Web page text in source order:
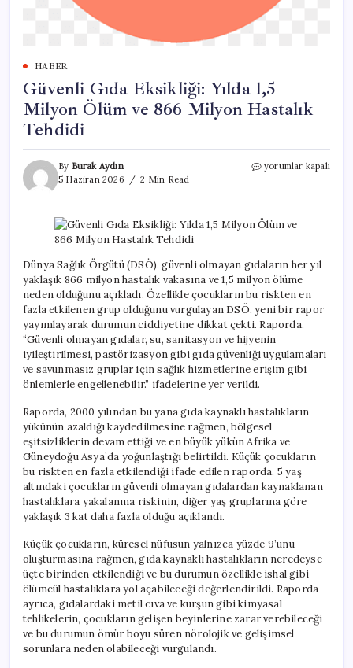
HABER
Güvenli Gıda Eksikliği: Yılda 1,5
Milyon Ölüm ve 866 Milyon Hastalık
Tehdidi
By Burak Aydın
5 Haziran 2026
2 Min Read
Güvenli
1,5
Milyon
ve
866
Milyon
Hastalık
Tehdidi
için
yorumlar kapalı
Dünya Sağlık Örgütü (DSÖ), güvenli olmayan gıdaların her yıl
yaklaşık 866 milyon hastalık vakasına ve 1,5 milyon ölüme
neden olduğunu açıkladı. Özellikle çocukların bu riskten en
fazla etkilenen grup olduğunu vurgulayan DSÖ, yeni bir rapor
yayımlayarak durumun ciddiyetine dikkat çekti. Raporda,
“Güvenli olmayan gıdalar, su, sanitasyon ve hijyenin
iyileştirilmesi, pastörizasyon gibi gıda güvenliği uygulamaları
ve savunmasız gruplar için sağlık hizmetlerine erişim gibi
önlemlerle engellenebilir.” ifadelerine yer verildi.
Raporda, 2000 yılından bu yana gıda kaynaklı hastalıkların
yükünün azaldığı kaydedilmesine rağmen, bölgesel
eşitsizliklerin devam ettiği ve en büyük yükün Afrika ve
Güneydoğu Asya’da yoğunlaştığı belirtildi. Küçük çocukların
bu riskten en fazla etkilendiği ifade edilen raporda, 5 yaş
altındaki çocukların güvenli olmayan gıdalardan kaynaklanan
hastalıklara yakalanma riskinin, diğer yaş gruplarına göre
yaklaşık 3 kat daha fazla olduğu açıklandı.
Küçük çocukların, küresel nüfusun yalnızca yüzde 9’unu
oluşturmasına rağmen, gıda kaynaklı hastalıkların neredeyse
üçte birinden etkilendiği ve bu durumun özellikle ishal gibi
ölümcül hastalıklara yol açabileceği değerlendirildi. Raporda
ayrıca, gıdalardaki metil cıva ve kurşun gibi kimyasal
tehlikelerin, çocukların gelişen beyinlerine zarar verebileceği
ve bu durumun ömür boyu süren nörolojik ve gelişimsel
sorunlara neden olabileceği vurgulandı.